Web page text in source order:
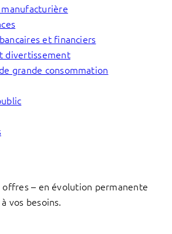
et financiers
divertissement
grande consommation
offres – en évolution permanente
vos besoins.